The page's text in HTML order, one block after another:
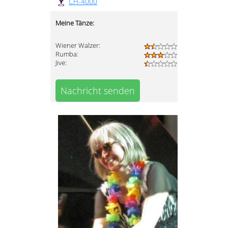
Meine Tänze:
Wiener Walzer:
Rumba:
Jive:
Nachricht senden